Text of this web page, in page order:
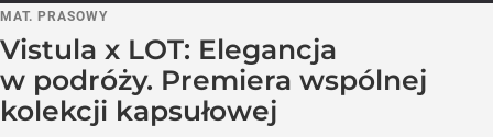
MAT. PRASOWY
Vistula x LOT: Elegancja
w podróży. Premiera wspólnej
kolekcji kapsułowej